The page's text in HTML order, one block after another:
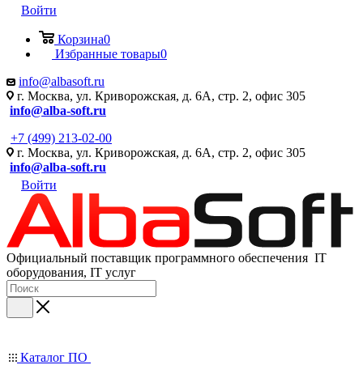
Войти
Корзина0
Избранные товары0
info@albasoft.ru
г. Москва, ул. Криворожская, д. 6А, стр. 2, офис 305
info@alba-soft.ru
+7 (499) 213-02-00
г. Москва, ул. Криворожская, д. 6А, стр. 2, офис 305
info@alba-soft.ru
Войти
Официальный поставщик программного обеспечения IT
оборудования, IT услуг
Каталог ПО